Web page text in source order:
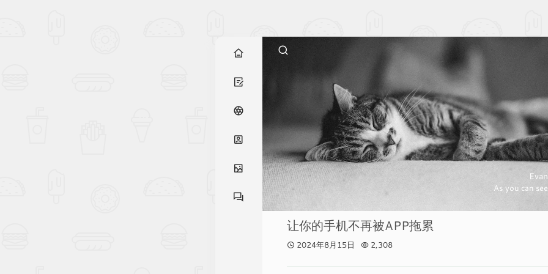
Evan
As you can see
让你的手机不再被APP拖累
2024年8月15日 2,308